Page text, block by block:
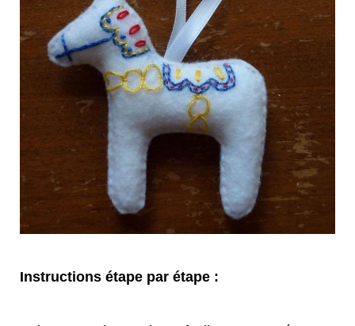
Instructions étape par étape :